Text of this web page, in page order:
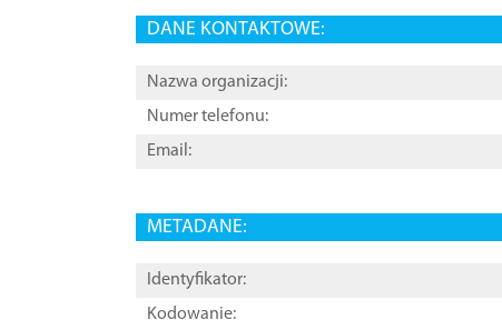
DANE KONTAKTOWE:
Nazwa organizacji:
Numer telefonu:
Email:
METADANE:
Identyfikator:
Kodowanie: